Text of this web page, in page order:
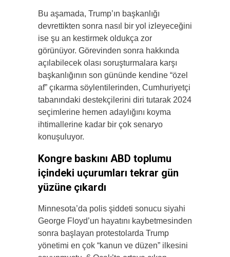
Bu aşamada, Trump’ın başkanlığı
devrettikten sonra nasıl bir yol izleyeceğini
ise şu an kestirmek oldukça zor
görünüyor. Görevinden sonra hakkında
açılabilecek olası soruşturmalara karşı
başkanlığının son gününde kendine “özel
af” çıkarma söylentilerinden, Cumhuriyetçi
tabanındaki destekçilerini diri tutarak 2024
seçimlerine hemen adaylığını koyma
ihtimallerine kadar bir çok senaryo
konuşuluyor.
Kongre baskını ABD toplumu
içindeki uçurumları tekrar gün
yüzüne çıkardı
Minnesota’da polis şiddeti sonucu siyahi
George Floyd’un hayatını kaybetmesinden
sonra başlayan protestolarda Trump
yönetimi en çok “kanun ve düzen” ilkesini